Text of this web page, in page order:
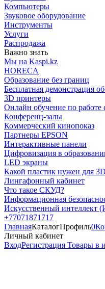
Компьютеры
Звуковое оборудование
Инструменты
Услуги
Распродажа
Важно знать
Мы на Kaspi.kz
HORECA
Образование без границ
Бесплатная демонстрация
3D принтеры
Онлайн обучение по работе
Конференц-залы
Коммерческий кинопоказ
Партнеры EPSON
Интерактивные панели
Цифровизация в
LED экраны
Какой пластик нужен для
Лингафонный кабинет
Что такое СКУД?
Информационная
Искусственный интеллект
+77071871717
ГлавнаяКаталогПрофиль0
Личный кабинет
ВходРегистрация Товары в